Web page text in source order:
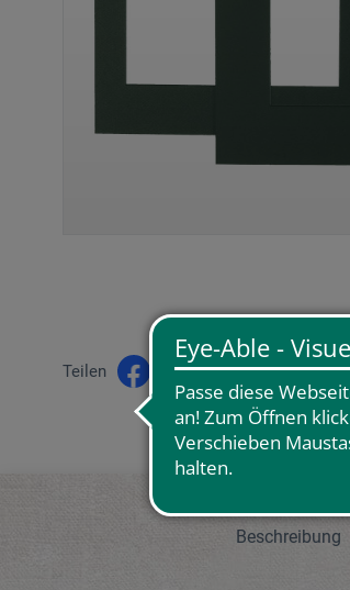
Teilen
Beschreibung